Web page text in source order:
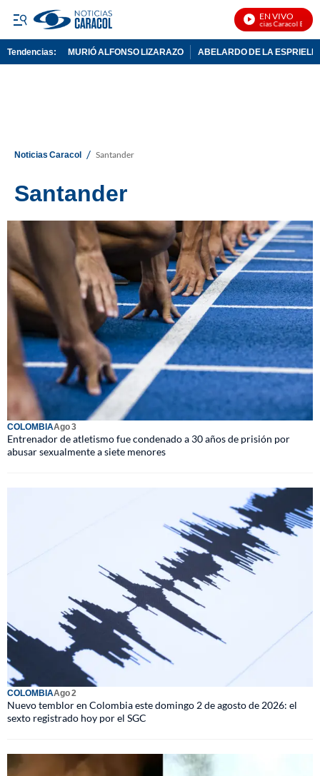
EN VIVO
Noticias Caracol En Vivo
Tendencias: MURIÓ ALFONSO LIZARAZO ABELARDO DE LA
Noticias Caracol / Santander
Santander
COLOMBIAAgo 3
Entrenador de atletismo fue condenado a 30 años de prisión por
abusar sexualmente a siete menores
COLOMBIAAgo 2
Nuevo temblor en Colombia este domingo 2 de agosto de 2026: el
sexto registrado hoy por el SGC